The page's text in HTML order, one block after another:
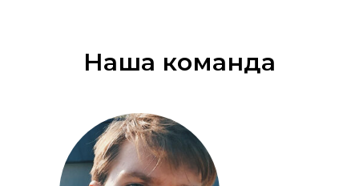
Наша команда